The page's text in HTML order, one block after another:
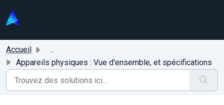
Accueil
...
Appareils physiques : Vue d'ensemble, et spécifications